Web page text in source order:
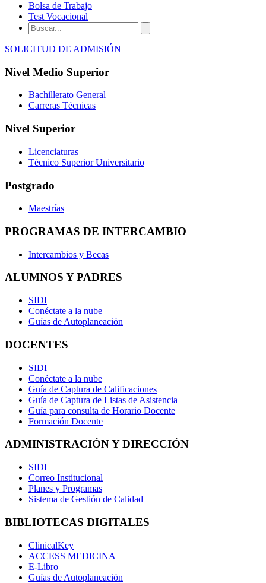
Bolsa de Trabajo
Test Vocacional
SOLICITUD DE ADMISIÓN
Nivel Medio Superior
Bachillerato General
Carreras Técnicas
Nivel Superior
Licenciaturas
Técnico Superior Universitario
Postgrado
Maestrías
PROGRAMAS DE INTERCAMBIO
Intercambios y Becas
ALUMNOS Y PADRES
SIDI
Conéctate a la nube
Guías de Autoplaneación
DOCENTES
SIDI
Conéctate a la nube
Guía de Captura de Calificaciones
Guía de Captura de Listas de Asistencia
Guía para consulta de Horario Docente
Formación Docente
ADMINISTRACIÓN Y DIRECCIÓN
SIDI
Correo Institucional
Planes y Programas
Sistema de Gestión de Calidad
BIBLIOTECAS DIGITALES
ClinicalKey
ACCESS MEDICINA
E-Libro
Guías de Autoplaneación